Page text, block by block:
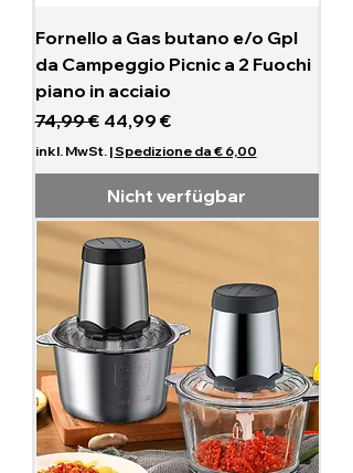
Fornello a Gas butano e/o Gpl
da Campeggio Picnic a 2 Fuochi
piano in acciaio
Standardpreis
74,99 € Sale-Preis
44,99 €
inkl. MwSt. |Spedizione da € 6,00
Nicht verfügbar